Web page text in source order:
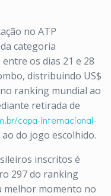
no ATP
categoria
os dias 21 e 28
distribuindo US$
ranking mundial ao
retirada de
copa-internacional-
do jogo escolhido.
inscritos é
297 do ranking
melhor momento no